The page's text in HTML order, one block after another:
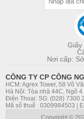
Giấy
Nơi cấp:
CÔNG TY CP CÔNG
HCM: Agrex Tower, 58 Võ
Hà Nội: Tòa nhà 44C, Ngõ
Điện Thoại: SG: (028) 7300
Mã số thuế : 0309984503 |
Copyright ©